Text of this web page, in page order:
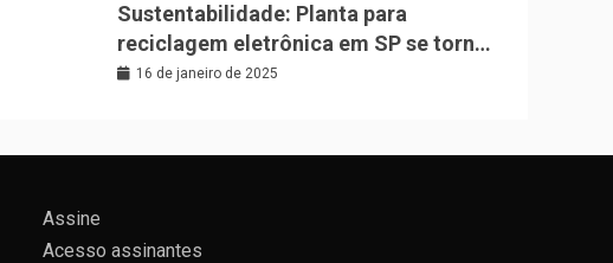
Sustentabilidade: Planta para
reciclagem eletrônica em SP se torna
a maior da América Latina
16 de janeiro de 2025
Assine
Acesso assinantes